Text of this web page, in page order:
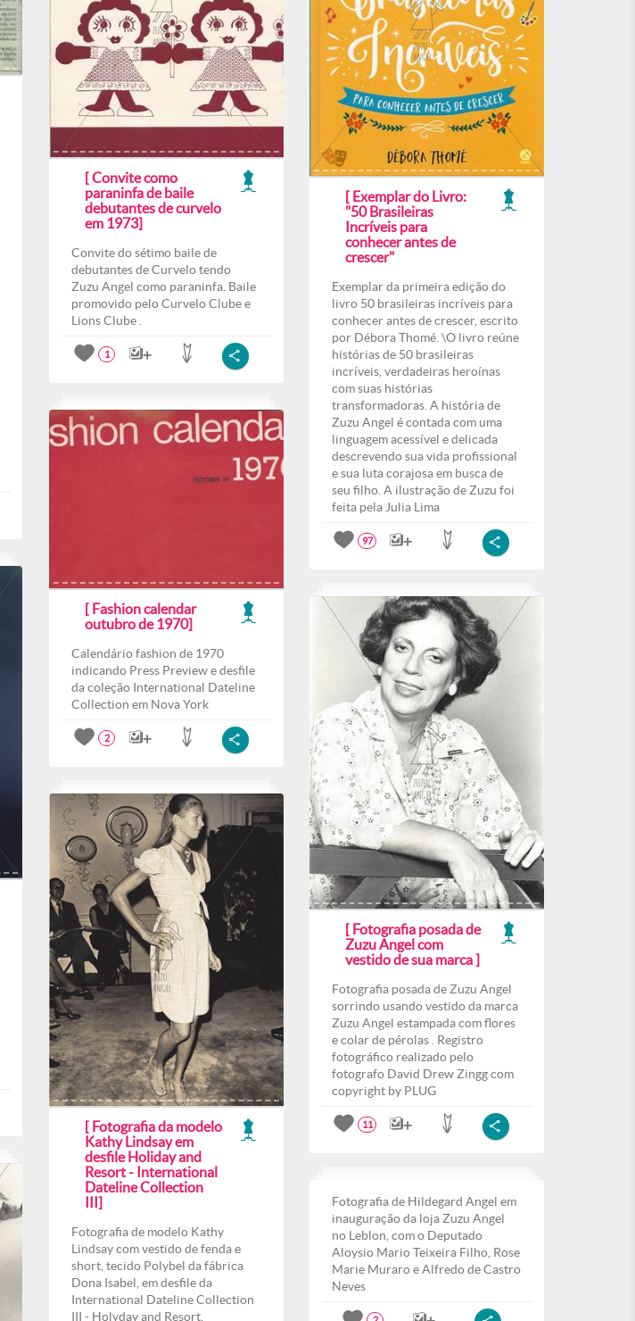
[ Convite como
paraninfa de baile
debutantes de curvelo
em 1973]
Convite do sétimo baile de
debutantes de Curvelo tendo
Zuzu Angel como paraninfa. Baile
promovido pelo Curvelo Clube e
Lions Clube .
1
[ Exemplar do Livro:
"50 Brasileiras
Incríveis para
conhecer antes de
crescer"
Exemplar da primeira edição do
livro 50 brasileiras incríveis para
conhecer antes de crescer, escrito
por Débora Thomé. \O livro reúne
histórias de 50 brasileiras
incríveis, verdadeiras heroínas
com suas histórias
transformadoras. A história de
Zuzu Angel é contada com uma
linguagem acessível e delicada
descrevendo sua vida profissional
e sua luta corajosa em busca de
seu filho. A ilustração de Zuzu foi
feita pela Julia Lima
97
[ Fashion calendar
outubro de 1970]
Calendário fashion de 1970
indicando Press Preview e desfile
da coleção International Dateline
Collection em Nova York
2
[ Fotografia posada de
Zuzu Angel com
vestido de sua marca ]
Fotografia posada de Zuzu Angel
sorrindo usando vestido da marca
Zuzu Angel estampada com flores
e colar de pérolas . Registro
fotográfico realizado pelo
fotografo David Drew Zingg com
copyright by PLUG
11
[ Fotografia da modelo
Kathy Lindsay em
desfile Holiday and
Resort - International
Dateline Collection
III]
Fotografia de modelo Kathy
Lindsay com vestido de fenda e
short, tecido Polybel da fábrica
Dona Isabel, em desfile da
International Dateline Collection
III - Holyday and Resort.
Fotografia de Hildegard Angel em
inauguração da loja Zuzu Angel
no Leblon, com o Deputado
Aloysio Mario Teixeira Filho, Rose
Marie Muraro e Alfredo de Castro
Neves